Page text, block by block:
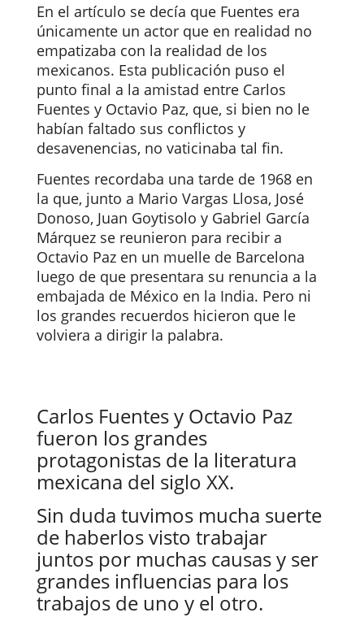
En el artículo se decía que Fuentes era
únicamente un actor que en realidad no
empatizaba con la realidad de los
mexicanos. Esta publicación puso el
punto final a la amistad entre Carlos
Fuentes y Octavio Paz, que, si bien no le
habían faltado sus conflictos y
desavenencias, no vaticinaba tal fin.
Fuentes recordaba una tarde de 1968 en
la que, junto a Mario Vargas Llosa, José
Donoso, Juan Goytisolo y Gabriel García
Márquez se reunieron para recibir a
Octavio Paz en un muelle de Barcelona
luego de que presentara su renuncia a la
embajada de México en la India. Pero ni
los grandes recuerdos hicieron que le
volviera a dirigir la palabra.
Carlos Fuentes y Octavio Paz
fueron los grandes
protagonistas de la literatura
mexicana del siglo XX.
Sin duda tuvimos mucha suerte
de haberlos visto trabajar
juntos por muchas causas y ser
grandes influencias para los
trabajos de uno y el otro.